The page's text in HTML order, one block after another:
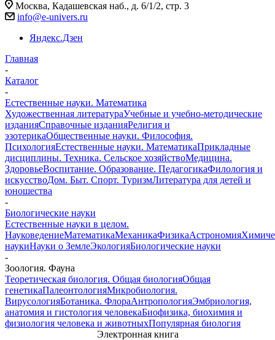
Москва, Кадашевская наб., д. 6/1/2, стр. 3
info@e-univers.ru
Яндекс.Дзен
Главная
-
Каталог
-
Естественные науки. Математика
Художественная литератураУчебные и учебно-методические
изданияСправочные изданияРелигия и
эзотерикаОбщественные науки. Философия.
ПсихологияЕстественные науки. МатематикаПрикладные
дисциплины. Техника. Сельское хозяйствоМедицина.
ЗдоровьеВоспитание. Образование. ПедагогикаФилология и
искусствоДом. Быт. Спорт. ТуризмЛитература для детей и
юношества
-
Биологические науки
Естественные науки в целом.
НауковедениеМатематикаМеханикаФизикаАстрономия
наукиНауки о ЗемлеЭкологияБиологические науки
-
Зоология. Фауна
Теоретическая биология. Общая биологияОбщая
генетикаПалеонтологияМикробиология.
ВирусологияБотаника. ФлораАнтропологияЭмбриология,
анатомия и гистология человекаБиофизика, биохимия и
физиология человека и животныхПопулярная биология
Электронная книга